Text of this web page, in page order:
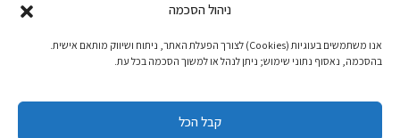
ניהול הסכמה
אנו משתמשים בעוגיות (Cookies) לצורך הפעלת האתר, ניתוח ושיווק מותאם אישית.
בהסכמה, נאסוף נתוני שימוש; ניתן לנהל או למשוך הסכמה בכל עת.
קבל הכל
אבן גבירול 14, רחביה, ירושלים
טלפון:02-5398869